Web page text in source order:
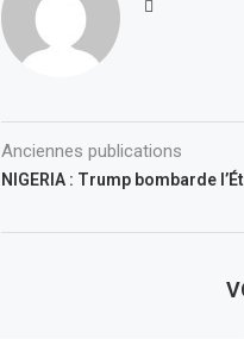
Anciennes publications
NIGERIA : Trump bombarde